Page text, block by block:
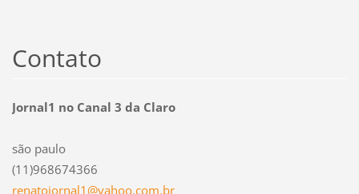
Contato
Jornal1 no Canal 3 da Claro
são paulo
(11)968674366
renatojornal1@yahoo.com.br